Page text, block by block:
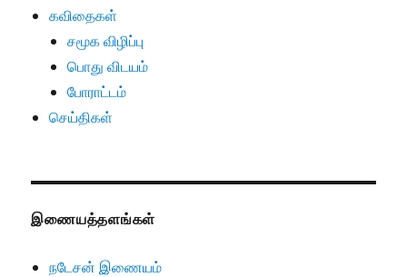
கவிதைகள்
சமூக விழிப்பு
பொது விடயம்
போராட்டம்
செய்திகள்
இணையத்தளங்கள்
நடேசன் இணையம்